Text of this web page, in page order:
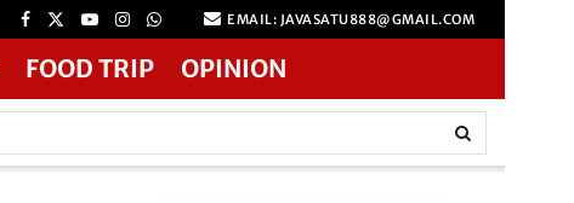
EMAIL: JAVASATU888@GMAIL.COM
FOOD TRIP OPINION